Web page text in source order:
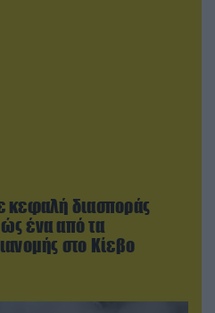
κεφαλή διασποράς
ένα από τα
στο Κίεβο